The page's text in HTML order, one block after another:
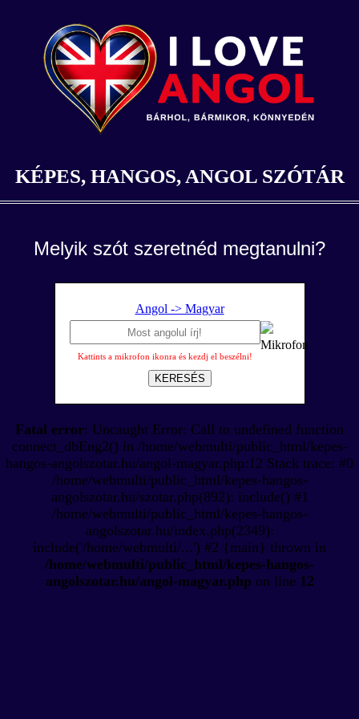
KÉPES, HANGOS, ANGOL SZÓTÁR
Melyik szót szeretnéd megtanulni?
Angol -> Magyar
Kattints a mikrofon ikonra és kezdj el beszélni!
KERESÉS
Fatal error: Uncaught Error: Call to undefined function
connect_dbEng2() in /home/webmulti/public_html/kepes-
hangos-angolszotar.hu/angol-magyar.php:12 Stack trace: #0
/home/webmulti/public_html/kepes-hangos-
angolszotar.hu/szotar.php(892): include() #1
/home/webmulti/public_html/kepes-hangos-
angolszotar.hu/index.php(2349):
include('/home/webmulti/...') #2 {main} thrown in
/home/webmulti/public_html/kepes-hangos-
angolszotar.hu/angol-magyar.php on line 12